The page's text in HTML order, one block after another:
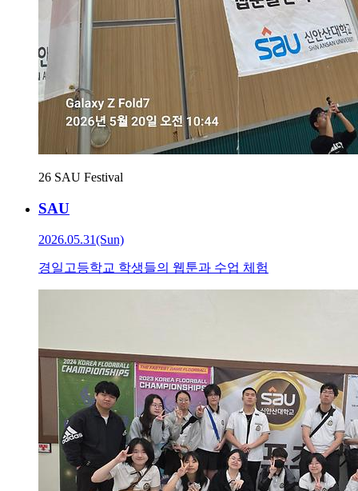
26 SAU Festival
SAU
2026.05.31(Sun)
경일고등학교 학생들의 웹툰과 수업 체험